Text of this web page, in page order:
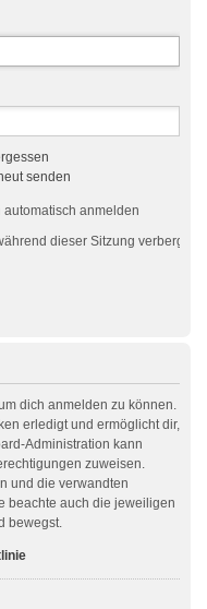
senden
automatisch anmelden
dieser Sitzung verbergen
dich anmelden zu können.
erledigt und ermöglicht dir,
Administration kann
zuweisen.
und die verwandten
beachte auch die jeweiligen
bewegst.